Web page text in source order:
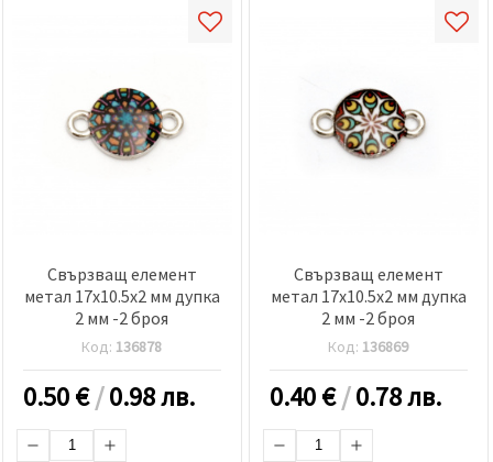
Свързващ елемент
метал 17x10.5x2 мм дупка
2 мм -2 броя
Код: 136878
0.50€/0.98 лв.
Свързващ елемент
метал 17x10.5x2 мм дупка
2 мм -2 броя
Код: 136869
0.40€/0.78 лв.